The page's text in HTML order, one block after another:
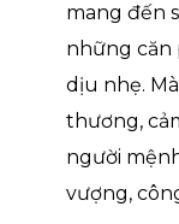
mang đến
những căn
dịu nhẹ.
thương,
người
vượng,